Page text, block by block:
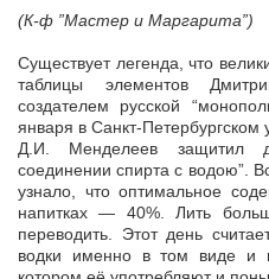
(К-ф ”Мастер и Маргарита”)
Существует легенда, что
таблицы элементов
создателем русской
января в Санкт-Петербургском
Д.И. Менделеев защитил
соединении спирта с водою”.
узнало, что оптимальное
напитках — 40%. Лить
переводить. Этот день
водки именно в том виде и